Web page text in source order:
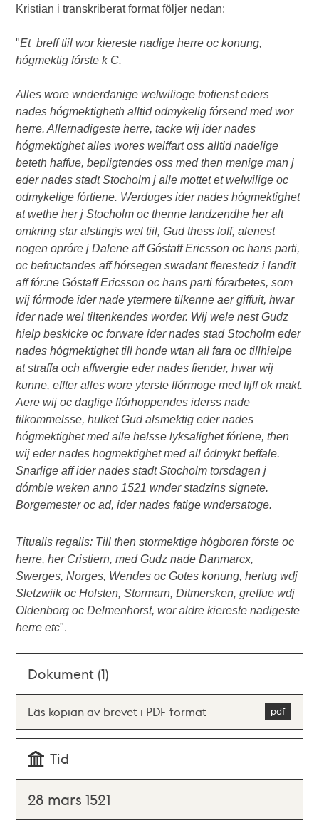
Kristian i transkriberat format följer nedan:
"Et breff tiil wor kiereste nadige herre oc konung,
hógmektig fórste k C.
Alles wore wnderdanige welwilioge trotienst eders
nades hógmektigheth alltid odmykelig fórsend med wor
herre. Allernadigeste herre, tacke wij ider nades
hógmektighet alles wores welffart oss alltid nadelige
beteth haffue, bepligtendes oss med then menige man j
eder nades stadt Stocholm j alle mottet et welwilige oc
odmykelige fórtiene. Werduges ider nades hógmektighet
at wethe her j Stocholm oc thenne landzendhe her alt
omkring star alstingis wel tiil, Gud thess loff, alenest
nogen opróre j Dalene aff Góstaff Ericsson oc hans parti,
oc befructandes aff hórsegen swadant flerestedz i landit
aff fór:ne Góstaff Ericsson oc hans parti fórarbetes, som
wij fórmode ider nade ytermere tilkenne aer giffuit, hwar
ider nade wel tiltenkendes worder. Wij wele nest Gudz
hielp beskicke oc forware ider nades stad Stocholm eder
nades hógmektighet till honde wtan all fara oc tillhielpe
at straffa och affwergie eder nades fiender, hwar wij
kunne, effter alles wore yterste ffórmoge med lijff ok makt.
Aere wij oc daglige ffórhoppendes iderss nade
tilkommelsse, hulket Gud alsmektig eder nades
hógmektighet med alle helsse lyksalighet fórlene, then
wij eder nades hogmektighet med all ódmykt beffale.
Snarlige aff ider nades stadt Stocholm torsdagen j
dómble weken anno 1521 wnder stadzins signete.
Borgemester oc ad, ider nades fatige wndersatoge.
Titualis regalis: Till then stormektige hógboren fórste oc
herre, her Cristiern, med Gudz nade Danmarcx,
Swerges, Norges, Wendes oc Gotes konung, hertug wdj
Sletzwiik oc Holsten, Stormarn, Ditmersken, greffue wdj
Oldenborg oc Delmenhorst, wor aldre kiereste nadigeste
herre etc".
Dokument (1)
Läs kopian av brevet i PDF-format
Tid
28 mars 1521